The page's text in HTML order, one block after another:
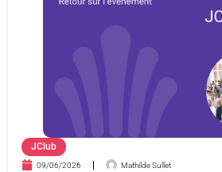
JClub
09/06/2026 Mathilde Sullet